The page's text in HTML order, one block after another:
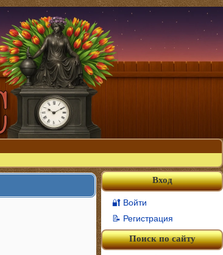
Вход
🔐 Войти
📝 Регистрация
Поиск по сайту